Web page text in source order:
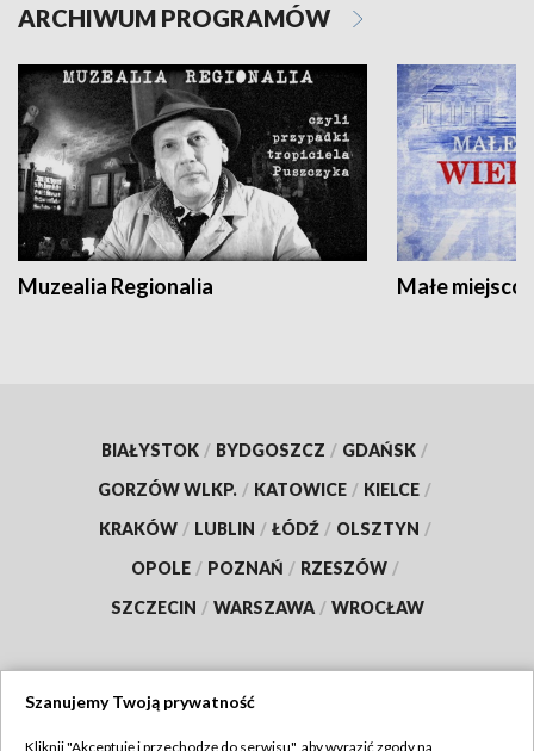
ARCHIWUM PROGRAMÓW
Muzealia Regionalia Małe
BIAŁYSTOK / BYDGOSZCZ / GDAŃSK /
GORZÓW WLKP. / KATOWICE / KIELCE /
KRAKÓW / LUBLIN / ŁÓDŹ / OLSZTYN /
OPOLE / POZNAŃ / RZESZÓW /
SZCZECIN / WARSZAWA / WROCŁAW
Szanujemy Twoją prywatność
Kliknij "Akceptuję i przechodzę do serwisu", aby wyrazić zgody na